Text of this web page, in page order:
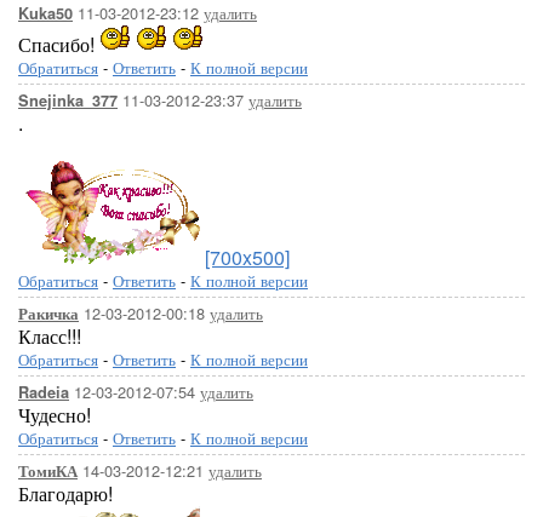
Kuka50 11-03-2012-23:12 удалить
Спасибо!
Обратиться - Ответить - К полной версии
Snejinka_377 11-03-2012-23:37 удалить
.
[700x500]
Обратиться - Ответить - К полной версии
Ракичка 12-03-2012-00:18 удалить
Класс!!!
Обратиться - Ответить - К полной версии
Radeia 12-03-2012-07:54 удалить
Чудесно!
Обратиться - Ответить - К полной версии
ТомиКА 14-03-2012-12:21 удалить
Благодарю!